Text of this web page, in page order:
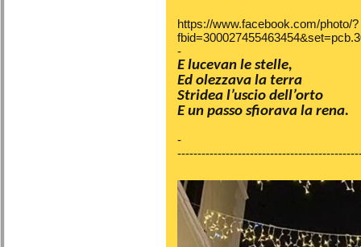
https://www.facebook.com/photo/?
-
E lucevan le stelle,
Ed olezzava la terra
Stridea l’uscio dell’orto
E un passo sfiorava la rena.
-